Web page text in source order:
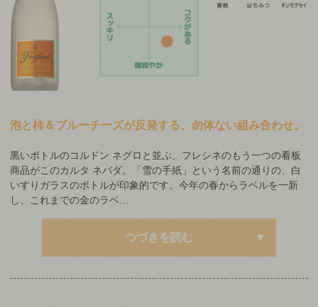
泡と柿＆ブルーチーズが反発する、勿体ない組み合わせ。
黒いボトルのコルドン ネグロと並ぶ、フレシネのもう一つの看板
商品がこのカルタ ネバダ。「雪の手紙」という名前の通りの、白
いすりガラスのボトルが印象的です。今年の春からラベルを一新
し、これまでの金のラベ…
つづきを読む